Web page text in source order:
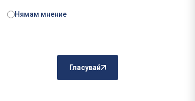
Нямам мнение
Гласувай